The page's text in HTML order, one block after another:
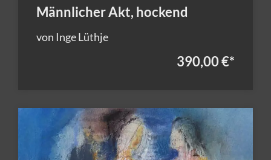
Männlicher Akt, hockend
von Inge Lüthje
390,00 €*